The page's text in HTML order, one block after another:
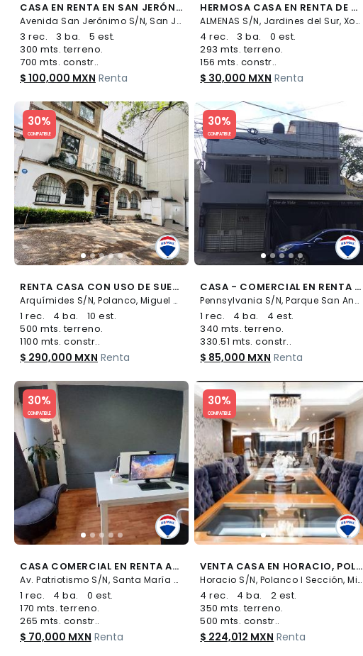
CASA EN RENTA EN SAN JERÓNIMO LÍDICE - (34)
Avenida San Jerónimo S/N, San Jerónimo Lídice, La Magdalena Contreras
3 rec. 3 ba.
5 est.
300 mts. terreno.
700 mts. constr..
$ 100,000 MXN Renta
HERMOSA CASA EN RENTA DE 4 RECÁMARAS EN JARDINES DEL SUR - (34)
ALMENAS S/N, Jardines del Sur, Xochimilco
4 rec. 3 ba.
0 est.
293 mts. terreno.
156 mts. constr..
$ 30,000 MXN Renta
30%
COMPATIBLE
Slide 1 of 5
RENTA CASA CON USO DE SUELO POLANCO - (34)
Arquímides S/N, Polanco, Miguel Hidalgo
1 rec. 4 ba.
10 est.
500 mts. terreno.
1100 mts. constr..
$ 290,000 MXN Renta
30%
COMPATIBLE
Slide 1 of 5
CASA - COMERCIAL EN RENTA - (34)
Pennsylvania S/N, Parque San Andrés, Coyoacán
1 rec. 4 ba.
4 est.
340 mts. terreno.
330.51 mts. constr..
$ 85,000 MXN Renta
30%
COMPATIBLE
Slide 1 of 5
CASA COMERCIAL EN RENTA AV PATRIOTISMO - (34)
Av. Patriotismo S/N, Santa María Nonoalco, Benito Juárez
1 rec. 4 ba.
0 est.
170 mts. terreno.
265 mts. constr..
$ 70,000 MXN Renta
30%
COMPATIBLE
Slide 1 of 5
VENTA CASA EN HORACIO, POLANCO SECCIÓN I, ALCALDÍA MIGUEL HIDALGO, CDMX - (34)
Horacio S/N, Polanco I Sección, Miguel Hidalgo
4 rec. 4 ba.
2 est.
350 mts. terreno.
500 mts. constr..
$ 224,012 MXN Renta